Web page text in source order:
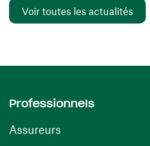
Voir toutes les actualités
Professionnels
Assureurs